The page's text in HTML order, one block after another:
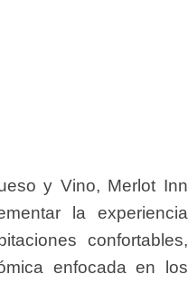
y Vino, Merlot Inn
la experiencia
confortables,
enfocada en los